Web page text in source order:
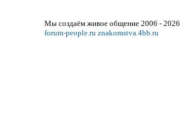
Мы создаём живое общение 2006 - 2026
forum-people.ru znakomstva.4bb.ru